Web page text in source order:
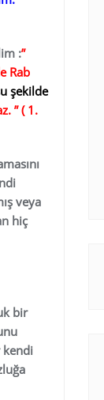
:”
Rab
şekilde
” ( 1.
veya
hiç
bir
kendi